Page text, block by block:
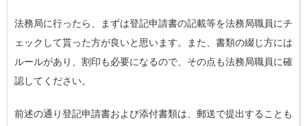
法務局に行ったら、まずは登記申請書の記載等を法務局職員にチ
ェックして貰った方が良いと思います。また、書類の綴じ方には
ルールがあり、割印も必要になるので、その点も法務局職員に確
認してください。
前述の通り登記申請書および添付書類は、郵送で提出することも